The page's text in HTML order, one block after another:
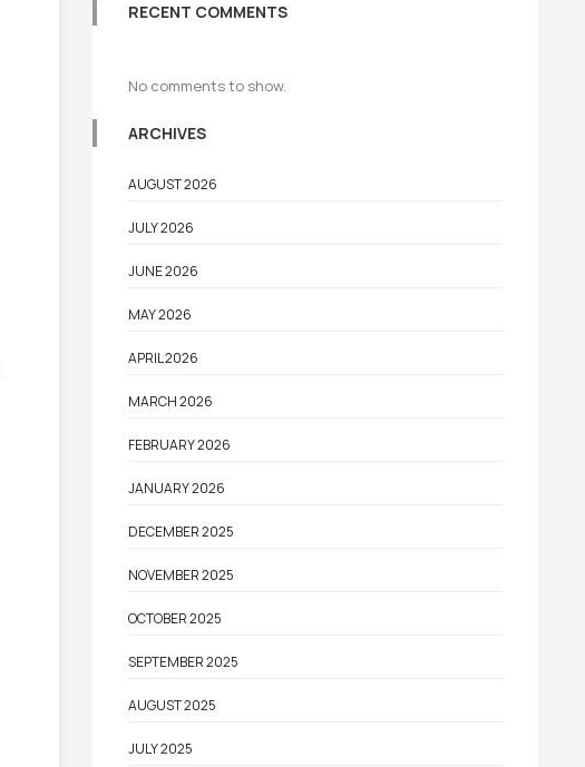
RECENT COMMENTS
No comments to show.
ARCHIVES
AUGUST 2026
JULY 2026
JUNE 2026
MAY 2026
APRIL 2026
MARCH 2026
FEBRUARY 2026
JANUARY 2026
DECEMBER 2025
NOVEMBER 2025
OCTOBER 2025
SEPTEMBER 2025
AUGUST 2025
JULY 2025